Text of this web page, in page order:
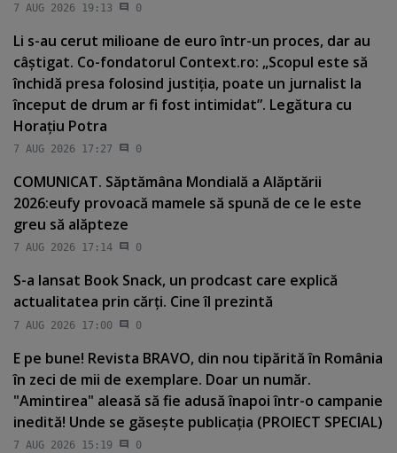
7 AUG 2026 19:13 0
Li s-au cerut milioane de euro într-un proces, dar au
câştigat. Co-fondatorul Context.ro: „Scopul este să
închidă presa folosind justiţia, poate un jurnalist la
început de drum ar fi fost intimidat”. Legătura cu
Horaţiu Potra
7 AUG 2026 17:27 0
COMUNICAT. Săptămâna Mondială a Alăptării
2026:eufy provoacă mamele să spună de ce le este
greu să alăpteze
7 AUG 2026 17:14 0
S-a lansat Book Snack, un prodcast care explică
actualitatea prin cărţi. Cine îl prezintă
7 AUG 2026 17:00 0
E pe bune! Revista BRAVO, din nou tipărită în România
în zeci de mii de exemplare. Doar un număr.
"Amintirea" aleasă să fie adusă înapoi într-o campanie
inedită! Unde se găseşte publicaţia (PROIECT SPECIAL)
7 AUG 2026 15:19 0